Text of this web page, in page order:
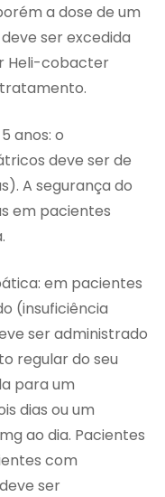
a dose de um
ser excedida
Heli-cobacter
anos: o
deve ser de
A segurança do
em pacientes
em pacientes
(insuficiência
ser administrado
regular do seu
para um
dias ou um
ao dia. Pacientes
com
ser